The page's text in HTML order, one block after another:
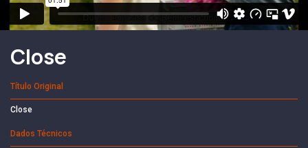
Close
Título Original
Close
Dados Técnicos